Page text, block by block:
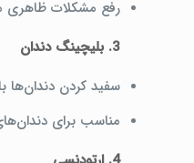
رفع مشکلات ظاهری
3. بلیچینگ دندان
سفید کردن دندان‌ها
مناسب برای